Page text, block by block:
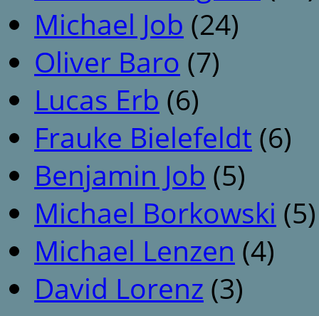
Michael Job (24)
Oliver Baro (7)
Lucas Erb (6)
Frauke Bielefeldt (6)
Benjamin Job (5)
Michael Borkowski (5)
Michael Lenzen (4)
David Lorenz (3)